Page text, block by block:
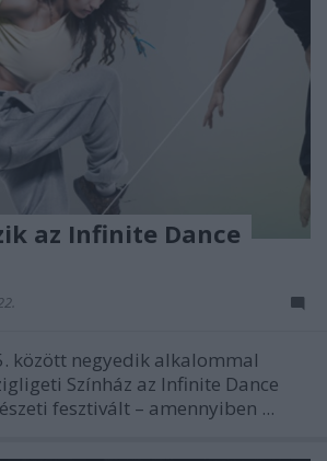
az Infinite Dance
között negyedik alkalommal
Színház az Infinite Dance
fesztivált – amennyiben ...